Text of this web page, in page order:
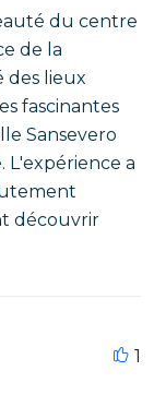
du centre
de la
des lieux
fascinantes
Sansevero
a
découvrir
1